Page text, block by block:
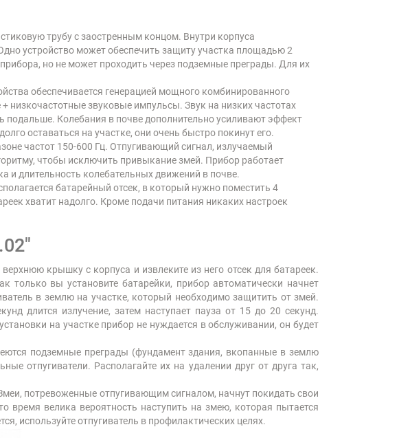
трубу с заостренным концом. Внутри корпуса
устройство может обеспечить защиту участка площадью 2
но не может проходить через подземные преграды. Для их
обеспечивается генерацией мощного комбинированного
низкочастотные звуковые импульсы. Звук на низких частотах
подальше. Колебания в почве дополнительно усиливают эффект
оставаться на участке, они очень быстро покинут его.
частот 150-600 Гц. Отпугивающий сигнал, излучаемый
чтобы исключить привыкание змей. Прибор работает
и длительность колебательных движений в почве.
батарейный отсек, в который нужно поместить 4
хватит надолго. Кроме подачи питания никаких настроек
крышку с корпуса и извлеките из него отсек для батареек.
только вы установите батарейки, прибор автоматически начнет
в землю на участке, который необходимо защитить от змей.
длится излучение, затем наступает пауза от 15 до 20 секунд.
на участке прибор не нуждается в обслуживании, он будет
подземные преграды (фундамент здания, вкопанные в землю
отпугиватели. Располагайте их на удалении друг от друга так,
потревоженные отпугивающим сигналом, начнут покидать свои
время велика вероятность наступить на змею, которая пытается
используйте отпугиватель в профилактических целях.